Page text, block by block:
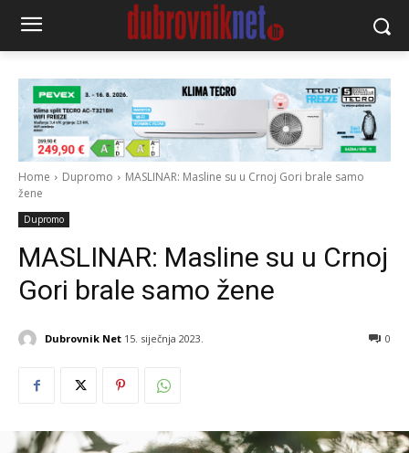
Home Dupromo
MASLINAR: Masline su u Crnoj Gori brale samo
žene
Dupromo
MASLINAR: Masline su u Crnoj
Gori brale samo žene
Dubrovnik Net 15. siječnja 2023. 0